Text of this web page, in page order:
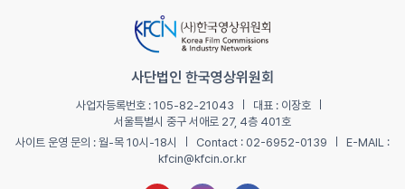
사단법인 한국영상위원회
사업자등록번호 : 105-82-21043
대표 : 이장호
서울특별시 중구 서애로 27, 4층 401호
사이트 운영 문의 : 월-목 10시-18시
Contact : 02-6952-0139
E-MAIL :
kfcin@kfcin.or.kr